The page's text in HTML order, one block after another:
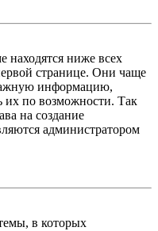
ниже всех
странице. Они чаще
информацию,
их по возможности. Так
на создание
администратором
в которых